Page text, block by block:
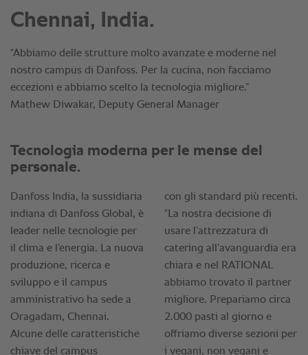
Chennai, India.
“Abbiamo delle strutture molto avanzate e moderne nel
nostro campus di Danfoss. Per la cucina, non facciamo
eccezioni e abbiamo scelto la tecnologia migliore.”
Mathew Diwakar, Deputy General Manager